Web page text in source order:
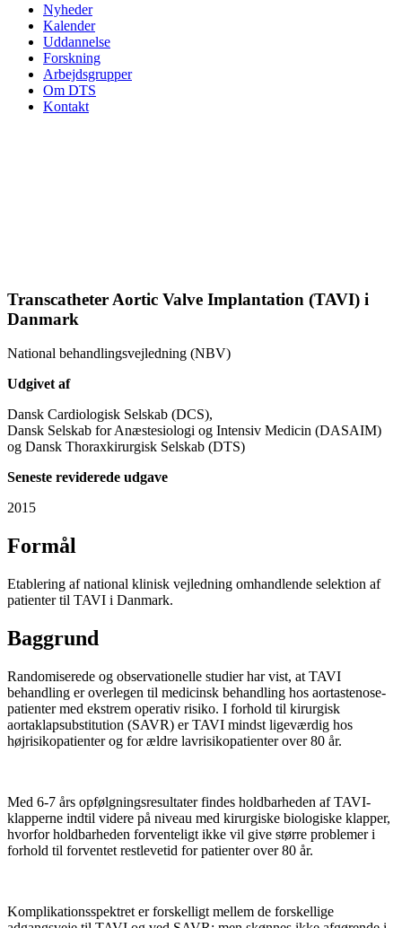
Nyheder
Kalender
Uddannelse
Forskning
Arbejdsgrupper
Om DTS
Kontakt
Transcatheter Aortic Valve Implantation (TAVI) i
Danmark
National behandlingsvejledning (NBV)
Udgivet af
Dansk Cardiologisk Selskab (DCS),
Dansk Selskab for Anæstesiologi og Intensiv Medicin (DASAIM)
og Dansk Thoraxkirurgisk Selskab (DTS)
Seneste reviderede udgave
2015
Formål
Etablering af national klinisk vejledning omhandlende selektion af
patienter til TAVI i Danmark.
Baggrund
Randomiserede og observationelle studier har vist, at TAVI
behandling er overlegen til medicinsk behandling hos aortastenose-
patienter med ekstrem operativ risiko. I forhold til kirurgisk
aortaklapsubstitution (SAVR) er TAVI mindst ligeværdig hos
højrisikopatienter og for ældre lavrisikopatienter over 80 år.
Med 6-7 års opfølgningsresultater findes holdbarheden af TAVI-
klapperne indtil videre på niveau med kirurgiske biologiske klapper,
hvorfor holdbarheden forventeligt ikke vil give større problemer i
forhold til forventet restlevetid for patienter over 80 år.
Komplikationsspektret er forskelligt mellem de forskellige